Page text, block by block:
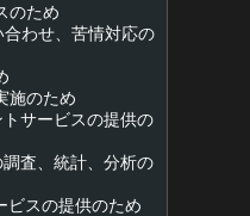
のため
わせ、苦情対応の
施のため
サービスの提供の
査、統計、分析の
ビスの提供のため